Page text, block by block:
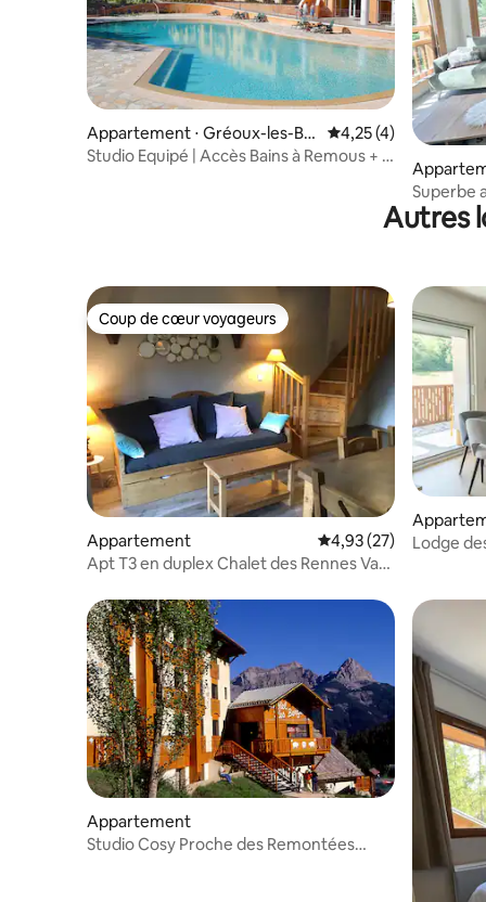
Appartement ⋅ Gréoux-les-Bai
ns
Évaluation moyenne
4,25 (4)
Studio Equipé | Accès Bains à Remous + 3
Superbe
et Spa
Autres
Coup de cœur voyageurs
Coup de cœur voyageurs
Appartement Évaluation moyenne
4,93 (27)
Apt T3 en duplex Chalet des Rennes Vars
Lodge
Appartement
Studio Cosy Proche des Remontées